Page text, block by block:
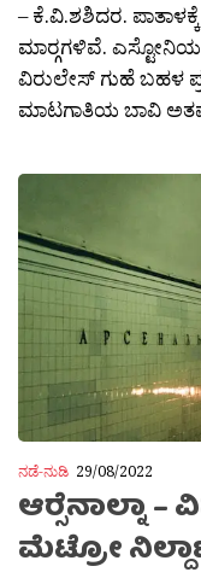
– ಕೆ.ವಿ.ಶಶಿದರ.
ಮಾರ‍್ಗಗಳಿವೆ.
ವಿರುಲೇಸ್ ಗುಹೆ ಬಹಳ
ಮಾಟಗಾತಿಯ ಬಾವಿ
ನಡೆ-ನುಡಿ 29/08/2022
ಆರ‍್ಸೆನಾಲ್ನಾ –
ಮೆಟ್ರೋ